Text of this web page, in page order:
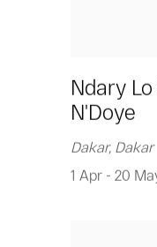
Ndary
N'Doye
Dakar, Dakar
1 Apr - 20